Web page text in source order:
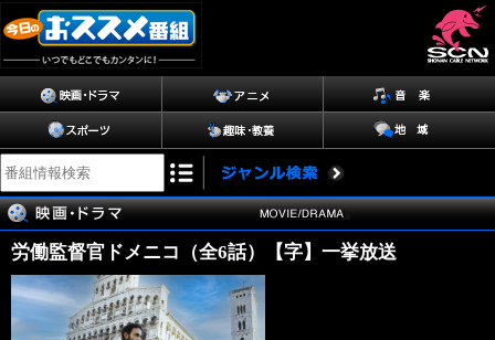
労働監督官ドメニコ（全6話）【字】一挙放送